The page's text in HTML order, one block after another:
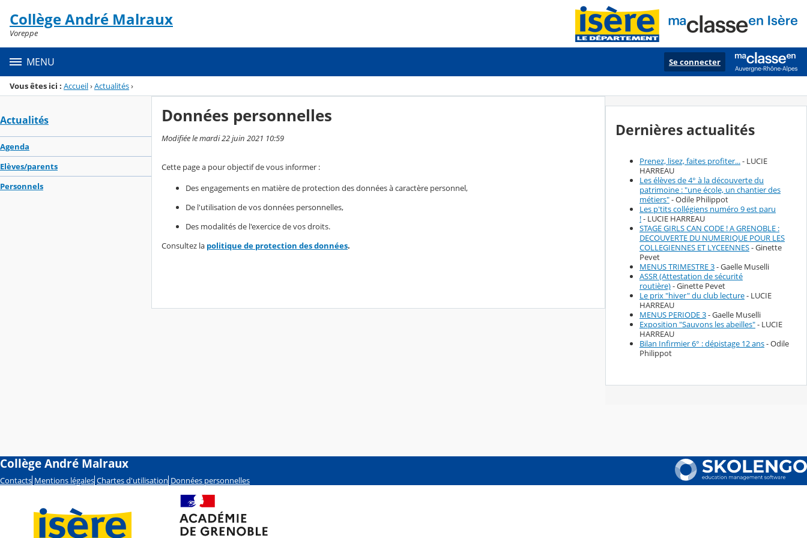
Menu de la rubrique
Contenu
Collège André Malraux
Voreppe
MENU Se connecter
Vous êtes ici : Accueil›Actualités›
Actualités
Agenda
Elèves/parents
Personnels
Données personnelles
Modifiée le mardi 22 juin 2021 10:59
Cette page a pour objectif de vous informer :
Des engagements en matière de protection des données à caractère personnel,
De l'utilisation de vos données personnelles,
Des modalités de l'exercice de vos droits.
Consultez la politique de protection des données.
Dernières actualités
Prenez, lisez, faites profiter...- LUCIE
HARREAU
Les élèves de 4° à la découverte du
patrimoine : "une école, un chantier des
métiers"- Odile Philippot
Les p'tits collégiens numéro 9 est paru
!- LUCIE HARREAU
STAGE GIRLS CAN CODE ! A GRENOBLE :
DECOUVERTE DU NUMERIQUE POUR LES
COLLEGIENNES ET LYCEENNES- Ginette
Pevet
MENUS TRIMESTRE 3- Gaelle Muselli
ASSR (Attestation de sécurité
routière)- Ginette Pevet
Le prix "hiver" du club lecture- LUCIE
HARREAU
MENUS PERIODE 3- Gaelle Muselli
Exposition "Sauvons les abeilles"- LUCIE
HARREAU
Bilan Infirmier 6° : dépistage 12 ans- Odile
Philippot
Collège André Malraux
Contacts Mentions légales Chartes d'utilisation Données personnelles